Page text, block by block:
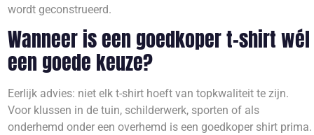
wordt geconstrueerd.
Wanneer is een goedkoper t-shirt wél
een goede keuze?
Eerlijk advies: niet elk t-shirt hoeft van topkwaliteit te zijn.
Voor klussen in de tuin, schilderwerk, sporten of als
onderhemd onder een overhemd is een goedkoper shirt prima.